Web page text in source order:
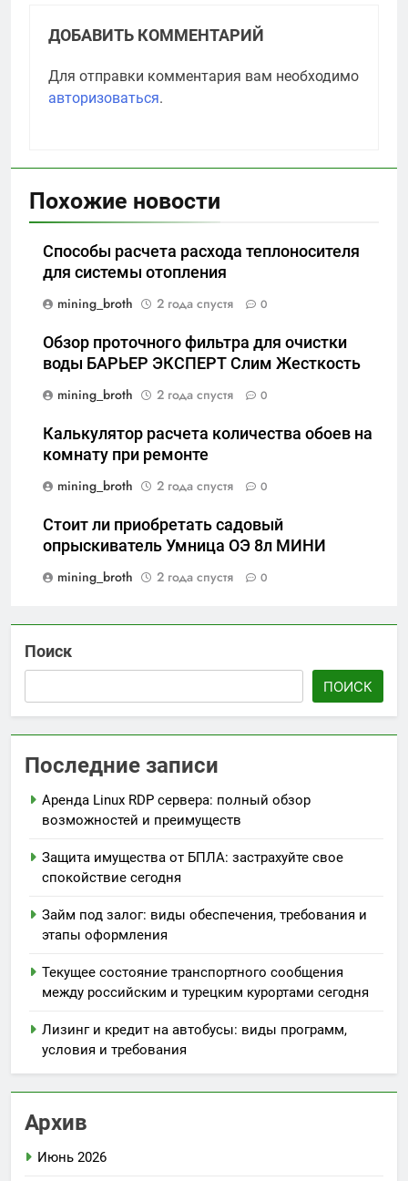
ДОБАВИТЬ КОММЕНТАРИЙ
Для отправки комментария вам необходимо
авторизоваться.
Похожие новости
Способы расчета расхода теплоносителя
для системы отопления
mining_broth
2 года спустя 0
Обзор проточного фильтра для очистки
воды БАРЬЕР ЭКСПЕРТ Слим Жесткость
mining_broth
2 года спустя 0
Калькулятор расчета количества обоев на
комнату при ремонте
mining_broth
2 года спустя 0
Стоит ли приобретать садовый
опрыскиватель Умница ОЭ 8л МИНИ
mining_broth
2 года спустя 0
Поиск
ПОИСК
Последние записи
Аренда Linux RDP сервера: полный обзор
возможностей и преимуществ
Защита имущества от БПЛА: застрахуйте свое
спокойствие сегодня
Займ под залог: виды обеспечения, требования и
этапы оформления
Текущее состояние транспортного сообщения
между российским и турецким курортами сегодня
Лизинг и кредит на автобусы: виды программ,
условия и требования
Архив
Июнь 2026